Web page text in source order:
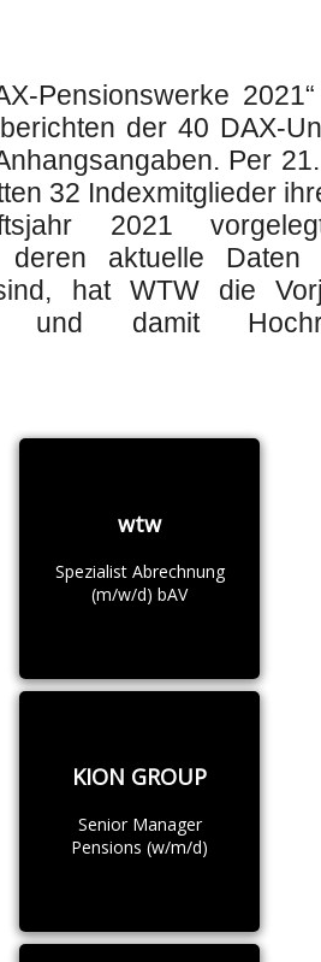
Pensionswerke
der 40 DAX-
Per
32 Indexmitglieder
2021
deren aktuelle
hat WTW die
und damit
wtw
Spezialist Abrechnung
(m/w/d) bAV
KION GROUP
Senior Manager
Pensions (w/m/d)